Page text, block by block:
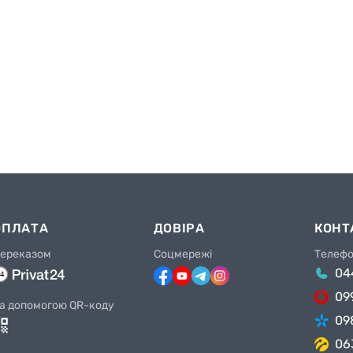
допомогою QR-коду
ДОВІРА
Соцмережі